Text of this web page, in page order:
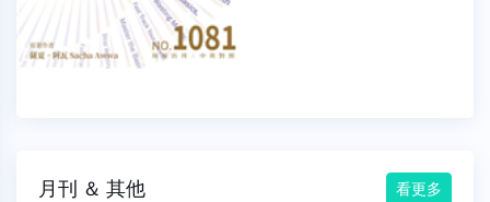
月刊 ＆ 其他 看更多